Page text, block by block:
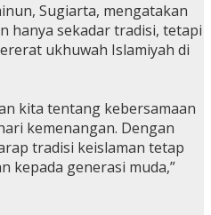
Sugiarta, mengatakan
hanya sekadar tradisi, tetapi
ukhuwah Islamiyah di
kita tentang kebersamaan
kemenangan. Dengan
tradisi keislaman tetap
kepada generasi muda,”